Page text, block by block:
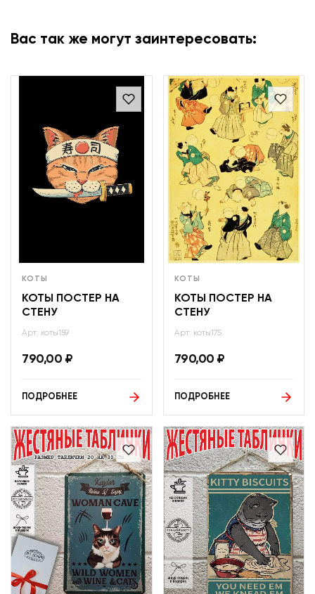
Вас так же могут заинтересовать:
КОТЫ
КОТЫ ПОСТЕР НА
СТЕНУ
Арт: коты159
790,00 ₽
ПОДРОБНЕЕ
КОТЫ
КОТЫ ПОСТЕР НА
СТЕНУ
Арт: коты175
790,00 ₽
ПОДРОБНЕЕ